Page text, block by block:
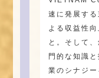
速に発展す
よる収益性
と。そして
門的な知識
業のシナジ